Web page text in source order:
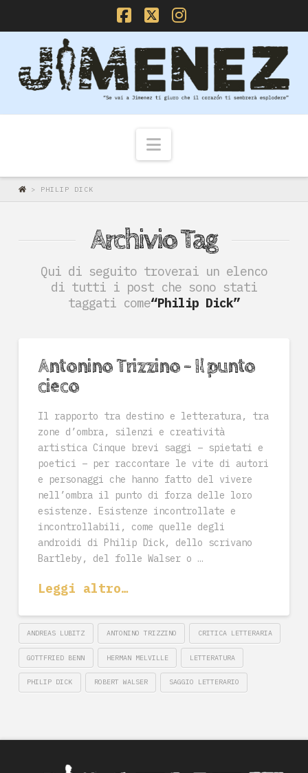
Facebook
X Instagram
Navigazione
> PHILIP DICK
Archivio Tag
Qui di seguito troverai un elenco
di tutti i post che sono stati
taggati come“Philip Dick”
Antonino Trizzino – Il punto
cieco
Il rapporto tra destino e letteratura, tra
zone d’ombra, silenzi e creatività
artistica Cinque brevi saggi – spietati e
poetici – per raccontare le vite di autori
e personaggi che hanno fatto del vivere
nell’ombra il punto di forza delle loro
esistenze. Esistenze incontrollate e
incontrollabili, come quelle degli
androidi di Philip Dick, dello scrivano
Bartleby, del folle Walser o …
Leggi altro…
ANDREAS LUBITZ ANTONINO TRIZZINO CRITICA LETTERARIA
GOTTFRIED BENN HERMAN MELVILLE LETTERATURA
PHILIP DICK ROBERT WALSER SAGGIO LETTERARIO